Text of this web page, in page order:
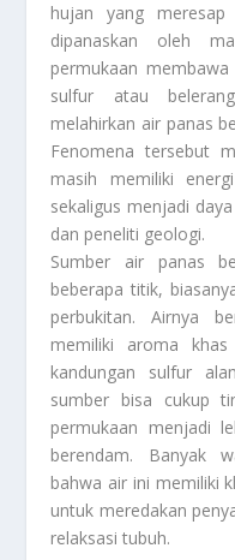
hujan yang
dipanaskan oleh
permukaan
sulfur atau
melahirkan air panas
Fenomena tersebut
masih memiliki
sekaligus menjadi
dan peneliti geologi.
Sumber air panas
beberapa titik,
perbukitan. Airnya
memiliki aroma
kandungan sulfur
sumber bisa cukup
permukaan menjadi
berendam. Banyak
bahwa air ini memiliki
untuk meredakan
relaksasi tubuh.